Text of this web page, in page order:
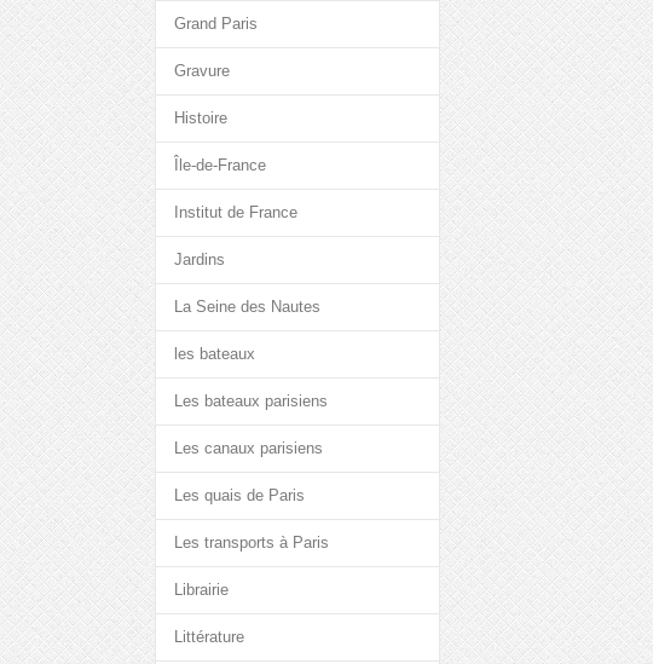
Grand Paris
Gravure
Histoire
Île-de-France
Institut de France
Jardins
La Seine des Nautes
les bateaux
Les bateaux parisiens
Les canaux parisiens
Les quais de Paris
Les transports à Paris
Librairie
Littérature